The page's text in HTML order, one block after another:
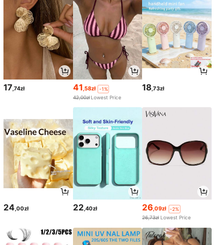
17,74zł 41,58zł
-1%
42,00zł Lowest Price
18,73zł
24,00zł 22,40zł 26,09zł
-2%
26,73zł Lowest Price